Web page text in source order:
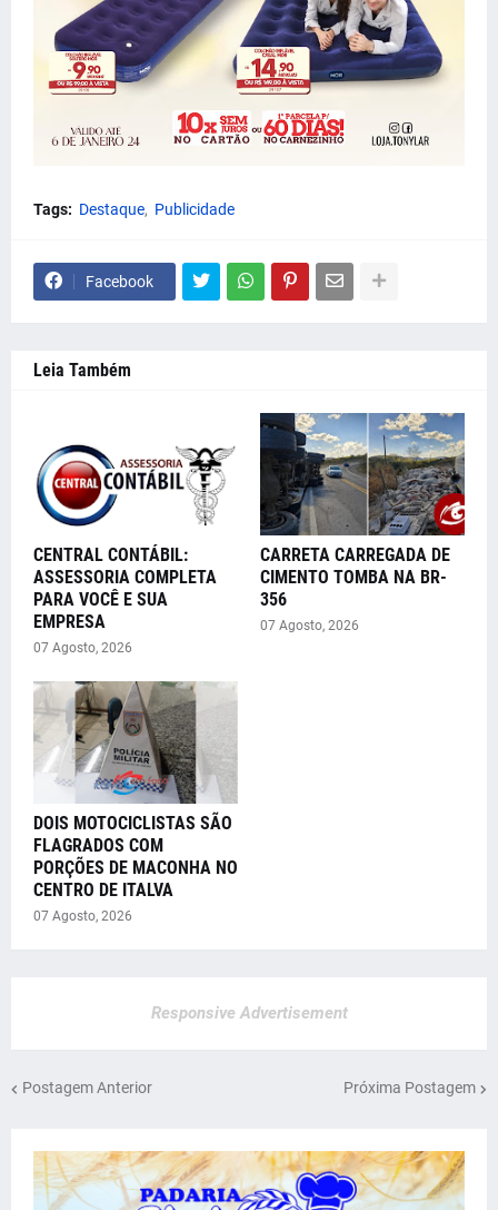
Tags: Destaque Publicidade
Facebook
Leia Também
CENTRAL CONTÁBIL:
ASSESSORIA COMPLETA
PARA VOCÊ E SUA
EMPRESA
07 Agosto, 2026
CARRETA CARREGADA DE
CIMENTO TOMBA NA BR-
356
07 Agosto, 2026
DOIS MOTOCICLISTAS SÃO
FLAGRADOS COM
PORÇÕES DE MACONHA NO
CENTRO DE ITALVA
07 Agosto, 2026
Responsive Advertisement
Postagem Anterior Próxima Postagem